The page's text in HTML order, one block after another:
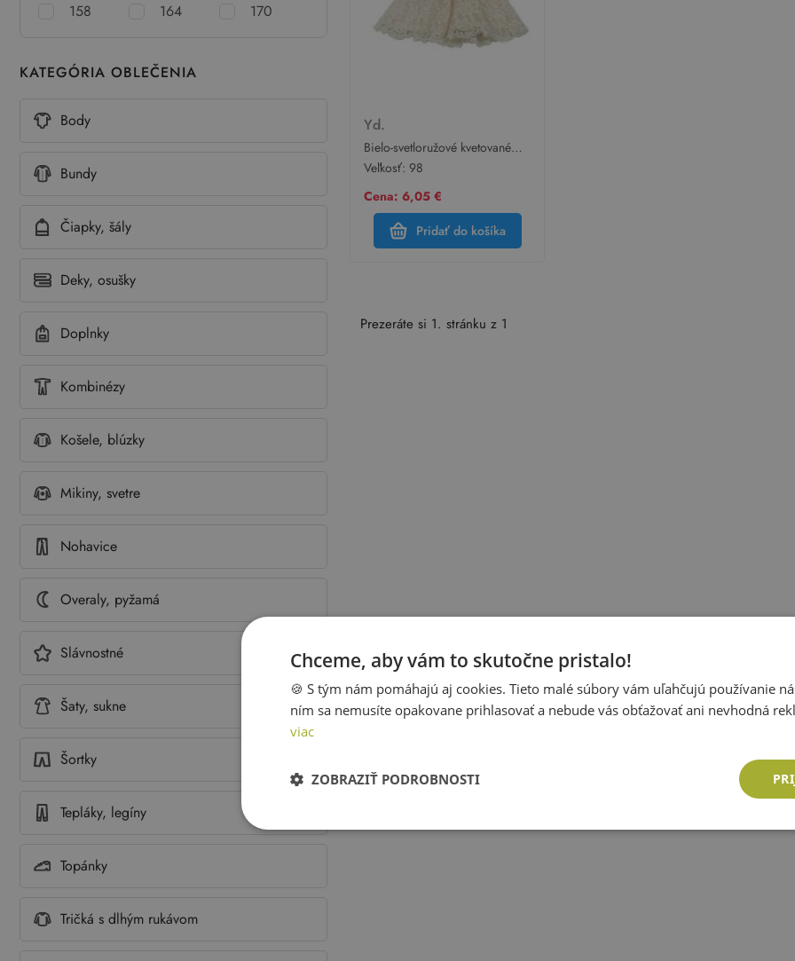
158
164 170
KATEGÓRIA OBLEČENIA
Body
Bundy
Čiapky, šály
Deky, osušky
Doplnky
Kombinézy
Košele, blúzky
Mikiny, svetre
Nohavice
Overaly, pyžamá
Slávnostné
Šaty, sukne
Šortky
Tepláky, legíny
Topánky
Tričká s dlhým rukávom
Yd.
Bielo-svetloružové kvetované
vzorované slávnostné šaty Yd.
Veľkosť:98
Cena: 6,05 €
Pridať do košíka
Prezeráte si 1. stránku z 1
Chceme, aby vám to skutočne pristalo!
🍪 S tým nám pomáhajú aj cookies. Tieto malé súbory vám uľahčujú používanie
ním sa nemusíte opakovane prihlasovať a nebude vás obťažovať ani nevhodná
viac
ZOBRAZIŤ PODROBNOSTI